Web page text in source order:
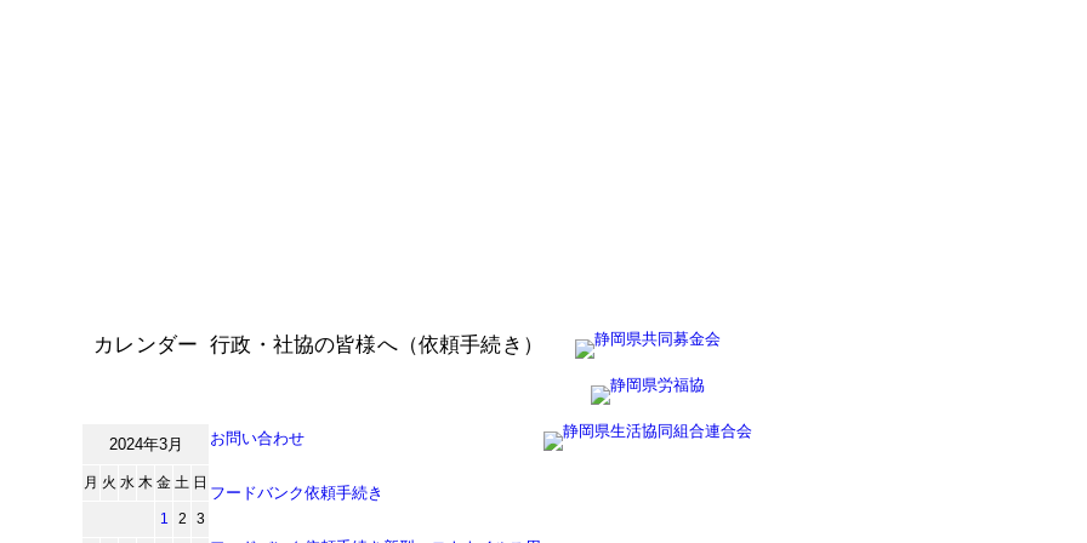
カレンダー
2024年3月
月 火 水 木 金 土 日
1 2 3
行政・社協の皆様へ（依頼手続き）
お問い合わせ
フードバンク依頼手続き